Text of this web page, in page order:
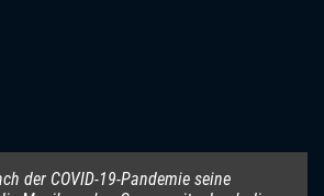
der COVID-19-Pandemie seine